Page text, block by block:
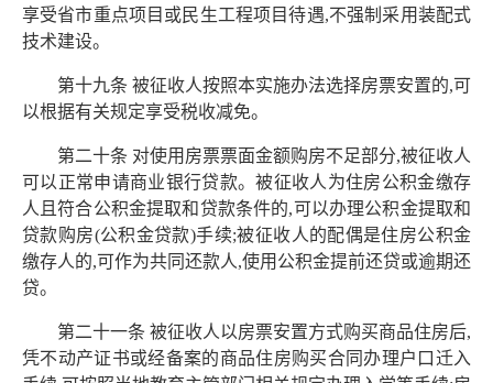
享受省市重点项目或民生工程项目待遇,不强制采用装配式
技术建设。
第十九条 被征收人按照本实施办法选择房票安置的,可
以根据有关规定享受税收减免。
第二十条 对使用房票票面金额购房不足部分,被征收人
可以正常申请商业银行贷款。被征收人为住房公积金缴存
人且符合公积金提取和贷款条件的,可以办理公积金提取和
贷款购房(公积金贷款)手续;被征收人的配偶是住房公积金
缴存人的,可作为共同还款人,使用公积金提前还贷或逾期还
贷。
第二十一条 被征收人以房票安置方式购买商品住房后,
凭不动产证书或经备案的商品住房购买合同办理户口迁入